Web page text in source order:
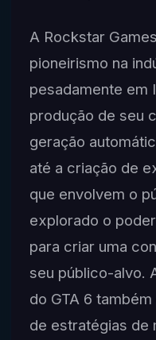
A Rockstar
pioneirismo na
pesadamente em
produção de seu
geração
até a criação de
que envolvem o
explorado o
para criar uma
seu público-alvo.
do GTA 6
de estratégias de